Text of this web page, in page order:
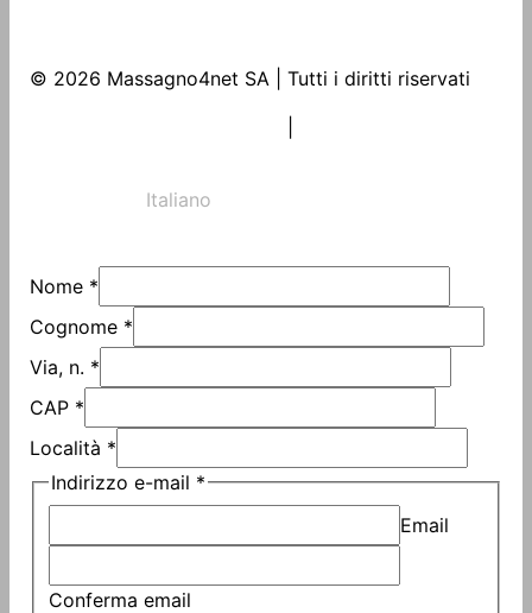
© 2026 Massagno4net SA | Tutti i diritti riservati
Italiano
Nome *
Cognome *
Via, n. *
CAP *
Località *
Indirizzo e-mail *
Email
Conferma email